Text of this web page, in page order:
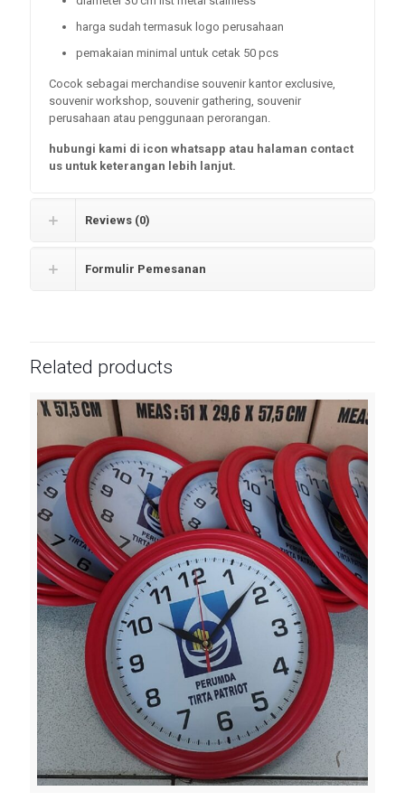
harga sudah termasuk logo perusahaan
pemakaian minimal untuk cetak 50 pcs
Cocok sebagai merchandise souvenir kantor exclusive,
souvenir workshop, souvenir gathering, souvenir
perusahaan atau penggunaan perorangan.
hubungi kami di icon whatsapp atau halaman contact
us untuk keterangan lebih lanjut.
Reviews (0)
Formulir Pemesanan
Related products